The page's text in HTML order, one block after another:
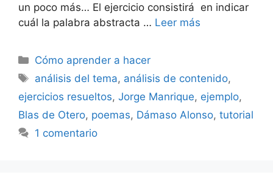
un poco más… El ejercicio consistirá en indicar
cuál la palabra abstracta … Leer más
Categorías
Cómo aprender a hacer
Etiquetas
análisis del tema, análisis de contenido,
ejercicios resueltos, Jorge Manrique, ejemplo,
Blas de Otero, poemas, Dámaso Alonso, tutorial
1 comentario